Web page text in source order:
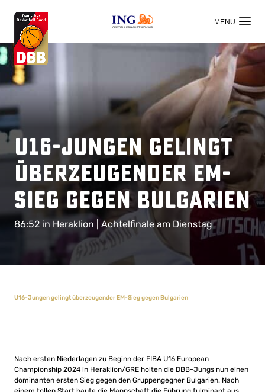
OFFIZIELLER HAUPTSPONSOR
U16-Jungen gelingt
überzeugender EM-
Sieg gegen Bulgarien
86:52 in Heraklion | Achtelfinale am Dienstag
U16-Jungen gelingt überzeugender EM-Sieg gegen Bulgarien
Nach ersten Niederlagen zu Beginn der FIBA U16 European
Championship 2024 in Heraklion/GRE holten die DBB-Jungs nun einen
dominanten ersten Sieg gegen den Gruppengegner Bulgarien. Nach